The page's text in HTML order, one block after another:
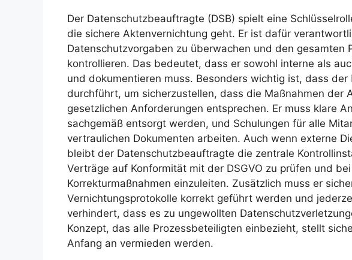
Der Datenschutzbeauftragte (DSB) spielt eine
die sichere Aktenvernichtung geht. Er ist dafür
Datenschutzvorgaben zu überwachen und den gesamten
kontrollieren. Das bedeutet, dass er sowohl interne als
und dokumentieren muss. Besonders wichtig ist, dass der
durchführt, um sicherzustellen, dass die Maßnahmen der
gesetzlichen Anforderungen entsprechen. Er muss klare
sachgemäß entsorgt werden, und Schulungen für alle
vertraulichen Dokumenten arbeiten. Auch wenn externe
bleibt der Datenschutzbeauftragte die zentrale
Verträge auf Konformität mit der DSGVO zu prüfen und
Korrekturmaßnahmen einzuleiten. Zusätzlich muss er
Vernichtungsprotokolle korrekt geführt werden und
verhindert, dass es zu ungewollten
Konzept, das alle Prozessbeteiligten einbezieht, stellt
Anfang an vermieden werden.